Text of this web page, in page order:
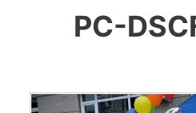
ИЦиГ СО
PC-